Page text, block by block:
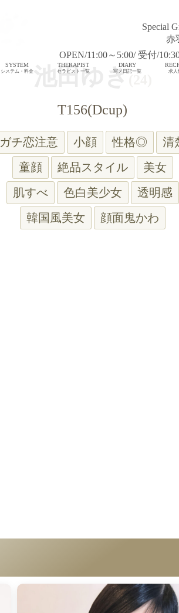
Special
赤
OPEN/11:00～5:00/ 受付/
SYSTEM
システム・料金
THERAPIST
セラピスト一覧
DIARY
写メ日記一覧 求人
池田ゆき
T156(Dcup)
ガチ恋注意 小顔 性格◎
清
童顔
絶品スタイル
美女
肌すべ
色白美少女
透明感
韓国風美女
顔面鬼かわ